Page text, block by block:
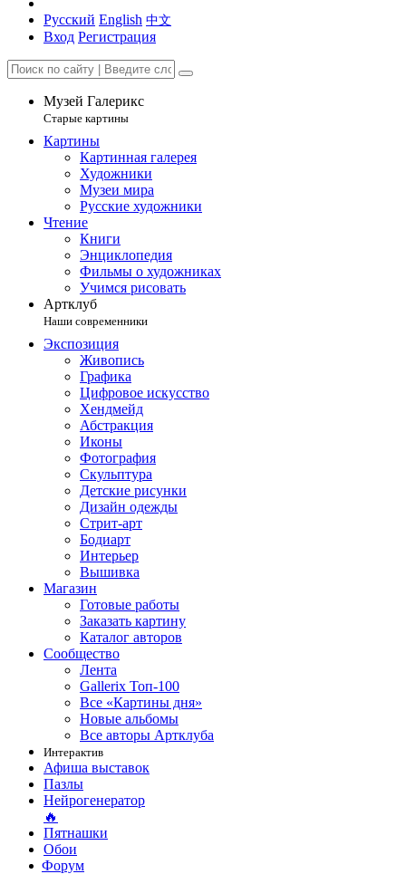
Русский English 中文
Вход Регистрация
Музей Галерикс
Старые картины
Картины
Картинная галерея
Художники
Музеи мира
Русские художники
Чтение
Книги
Энциклопедия
Фильмы о художниках
Учимся рисовать
Артклуб
Наши современники
Экспозиция
Живопись
Графика
Цифровое искусство
Хендмейд
Абстракция
Иконы
Фотография
Скульптура
Детские рисунки
Дизайн одежды
Стрит-арт
Бодиарт
Интерьер
Вышивка
Магазин
Готовые работы
Заказать картину
Каталог авторов
Сообщество
Лента
Gallerix Топ-100
Все «Картины дня»
Новые альбомы
Все авторы Артклуба
Интерактив
Афиша выставок
Пазлы
Нейрогенератор
🔥
Пятнашки
Обои
Форум